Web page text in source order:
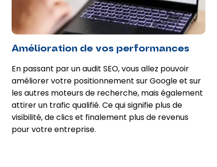
Amélioration de vos performances
En passant par un audit SEO, vous allez pouvoir
améliorer votre positionnement sur Google et sur
les autres moteurs de recherche, mais également
attirer un trafic qualifié. Ce qui signifie plus de
visibilité, de clics et finalement plus de revenus
pour votre entreprise.